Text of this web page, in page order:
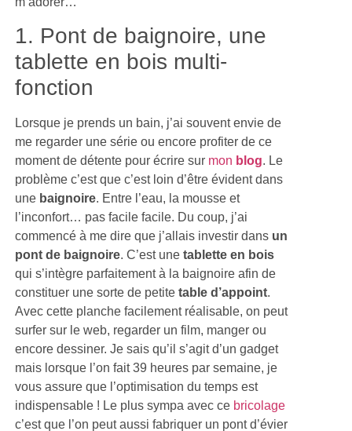
1. Pont de baignoire, une
tablette en bois multi-
fonction
Lorsque je prends un bain, j’ai souvent envie de
me regarder une série ou encore profiter de ce
moment de détente pour écrire sur mon blog. Le
problème c’est que c’est loin d’être évident dans
une baignoire. Entre l’eau, la mousse et
l’inconfort… pas facile facile. Du coup, j’ai
commencé à me dire que j’allais investir dans un
pont de baignoire. C’est unetablette en bois
qui s’intègre parfaitement à la baignoire afin de
constituer une sorte de petitetable d’appoint.
Avec cette planche facilement réalisable, on peut
surfer sur le web, regarder un film, manger ou
encore dessiner. Je sais qu’il s’agit d’un gadget
mais lorsque l’on fait 39 heures par semaine, je
vous assure que l’optimisation du temps est
indispensable ! Le plus sympa avec ce bricolage
c’est que l’on peut aussi fabriquer un pont d’évier